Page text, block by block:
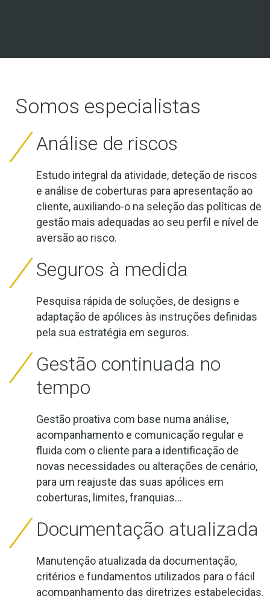
Somos especialistas
Análise de riscos
Estudo integral da atividade, deteção de riscos
e análise de coberturas para apresentação ao
cliente, auxiliando-o na seleção das políticas de
gestão mais adequadas ao seu perfil e nível de
aversão ao risco.
Seguros à medida
Pesquisa rápida de soluções, de designs e
adaptação de apólices às instruções definidas
pela sua estratégia em seguros.
Gestão continuada no
tempo
Gestão proativa com base numa análise,
acompanhamento e comunicação regular e
fluida com o cliente para a identificação de
novas necessidades ou alterações de cenário,
para um reajuste das suas apólices em
coberturas, limites, franquias…
Documentação atualizada
Manutenção atualizada da documentação,
critérios e fundamentos utilizados para o fácil
acompanhamento das diretrizes estabelecidas.